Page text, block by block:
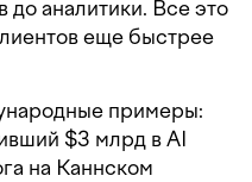
до аналитики. Все это
еще быстрее
примеры:
$3 млрд в AI
на Каннском